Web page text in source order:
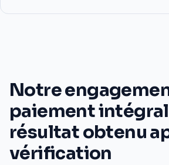
Notre
paiement
résultat obtenu
vérification